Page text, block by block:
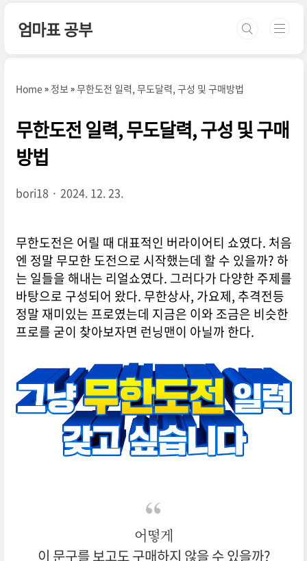
엄마표 공부
Home 정보 무한도전 일력, 무도달력, 구성 및 구매방법
무한도전 일력, 무도달력, 구성 및 구매
방법
bori18 2024. 12. 23.
무한도전은 어릴 때 대표적인 버라이어티 쇼였다. 처음
엔 정말 무모한 도전으로 시작했는데 할 수 있을까? 하
는 일들을 해내는 리얼쇼였다. 그러다가 다양한 주제를
바탕으로 구성되어 왔다. 무한상사, 가요제, 추격전등
정말 재미있는 프로였는데 지금은 이와 조금은 비슷한
프로를 굳이 찾아보자면 런닝맨이 아닐까 한다.
어떻게
이 문구를 보고도 구매하지 않을 수 있을까?